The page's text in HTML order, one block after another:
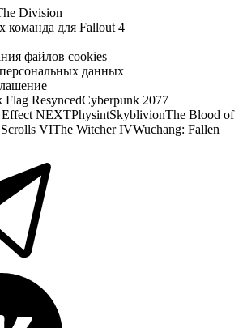
Division
команда для Fallout 4
файлов cookies
данных
Flag ResyncedCyberpunk 2077
Effect NEXTPhysintSkyblivionThe Blood of
VIThe Witcher IVWuchang: Fallen